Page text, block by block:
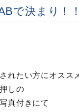
で決まり！！
れたい方にオスス
しの
真付きにて